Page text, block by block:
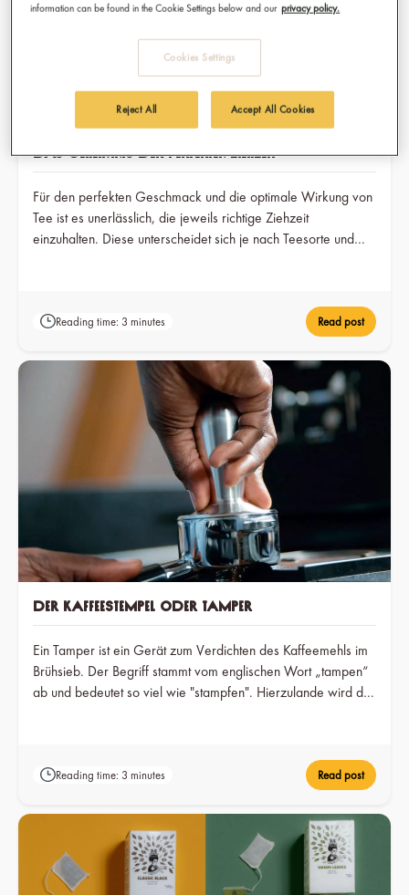
Das Geheimnis der perfekten Ziehzeit
Für den perfekten Geschmack und die optimale Wirkung von
Tee ist es unerlässlich, die jeweils richtige Ziehzeit
einzuhalten. Diese unterscheidet sich je nach Teesorte und
Reading time: 3 minutes Read post
Der Kaffeestempel oder Tamper
Ein Tamper ist ein Gerät zum Verdichten des Kaffeemehls im
Brühsieb. Der Begriff stammt vom englischen Wort „tampen“
ab und bedeutet so viel wie "stampfen". Hierzulande wird der
Kaffeemehl im Siebträger oder der Siegträgermaschine
manuell zusammenzudrücken.
Reading time: 3 minutes Read post
information can be found in the Cookie Settings below and our privacy policy.
Cookies Settings
Reject All Accept All Cookies